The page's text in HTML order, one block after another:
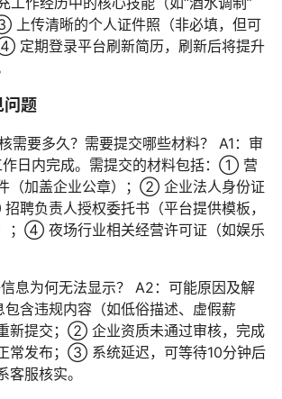
上传清晰的个人证件照（非必填，但可
定期登录平台刷新简历，刷新后将提升
问题
需要多久？需要提交哪些材料？ A1：审
作日内完成。需提交的材料包括：① 营
（加盖企业公章）；② 企业法人身份证
聘负责人授权委托书（平台提供模板，
；④ 夜场行业相关经营许可证（如娱乐
息为何无法显示？ A2：可能原因及解
含违规内容（如低俗描述、虚假薪
新提交；② 企业资质未通过审核，完成
常发布；③ 系统延迟，可等待10分钟后
客服核实。